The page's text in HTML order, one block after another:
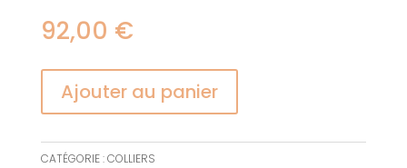
92,00 €
Ajouter au panier
CATÉGORIE :COLLIERS